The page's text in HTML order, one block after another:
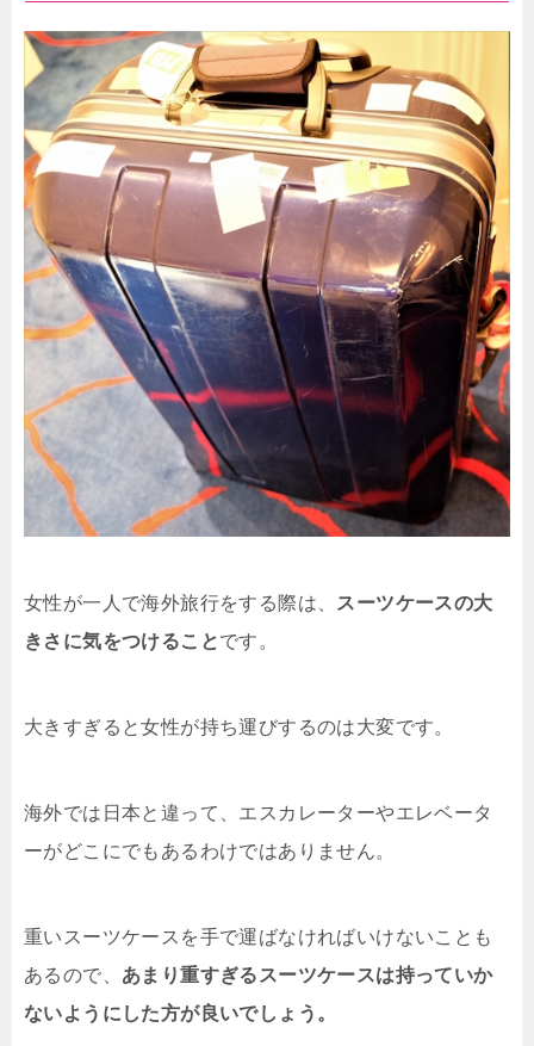
女性が一人で海外旅行をする際は、 スーツケースの大
きさに気をつけることです。
大きすぎると女性が持ち運びするのは大変です。
海外では日本と違って、エスカレーターやエレベータ
ーがどこにでもあるわけではありません。
重いスーツケースを手で運ばなければいけないことも
あるので、 あまり重すぎるスーツケースは持っていか
ないようにした方が良いでしょう。